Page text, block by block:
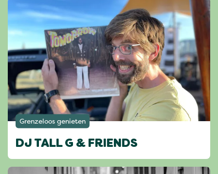
Grenzeloos genieten
DJ TALL G & FRIENDS